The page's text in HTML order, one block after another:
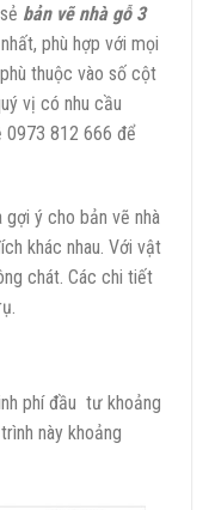
bản vẽ nhà gỗ 3
phù hợp với mọi
thuộc vào số cột
vị có nhu cầu
0973 812 666 để
ý cho bản vẽ nhà
khác nhau. Với vật
chát. Các chi tiết
phí đầu tư khoảng
này khoảng